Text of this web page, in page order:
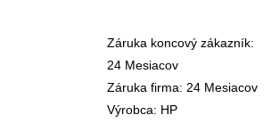
Záruka koncový zákazník:
24 Mesiacov
Záruka firma: 24 Mesiacov
Výrobca: HP